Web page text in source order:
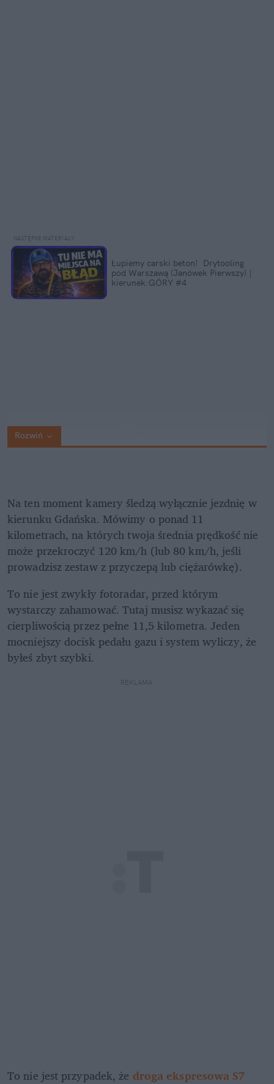
Łupiemy carski beton!  Drytooling
pod Warszawą (Janówek Pierwszy) |
kierunek:GÓRY #4
Rozwiń
Na ten moment kamery śledzą wyłącznie jezdnię w
kierunku Gdańska. Mówimy o ponad 11
kilometrach, na których twoja średnia prędkość nie
może przekroczyć 120 km/h (lub 80 km/h, jeśli
prowadzisz zestaw z przyczepą lub ciężarówkę).
To nie jest zwykły fotoradar, przed którym
wystarczy zahamować. Tutaj musisz wykazać się
cierpliwością przez pełne 11,5 kilometra. Jeden
mocniejszy docisk pedału gazu i system wyliczy, że
byłeś zbyt szybki.
REKLAMA
To nie jest przypadek, że droga ekspresowa S7